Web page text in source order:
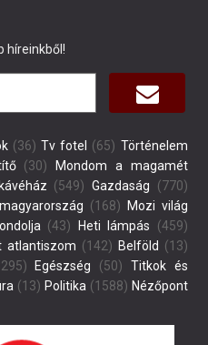
híreinkből!
(36) Tv fotel (65) Történelem
(30)
Mondom a magamét
(549) Gazdaság (770)
(168)
Mozi világ
(43) Heti lámpás (459)
atlantiszom (142) Belföld (13)
Egészség (50)
Titkok és
(13) Politika (1588) Nézőpont